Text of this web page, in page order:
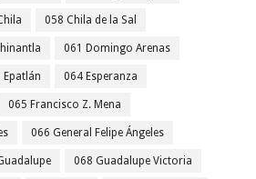
058 Chila de la Sal
061 Domingo Arenas
Epatlán 064 Esperanza
065 Francisco Z. Mena
066 General Felipe Ángeles
068 Guadalupe Victoria